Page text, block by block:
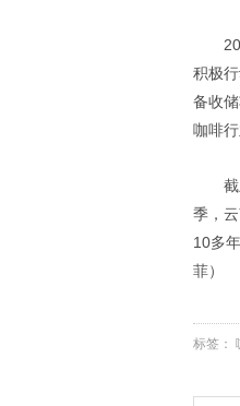
积极
备收
咖啡
季，
10多
菲）
标签：